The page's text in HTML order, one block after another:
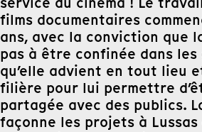
films documentaires
ans, avec la conviction que
pas à être confinée dans
qu’elle advient en tout lieu
filière pour lui permettre
partagée avec des publics.
façonne les projets à